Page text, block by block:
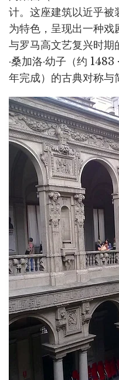
计。这座建筑以近乎被
为特色，呈现出一种
与罗马高文艺复兴时期
·桑加洛·幼子（约
年完成）的古典对称与